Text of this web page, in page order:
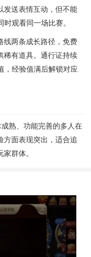
发送表情互动，但不能
观看同一场比赛。
线两条成长路径，免费
稀有道具。通行证持续
，经验值满后解锁对应
熟、功能完善的多人在
方面表现突出，适合追
群体。